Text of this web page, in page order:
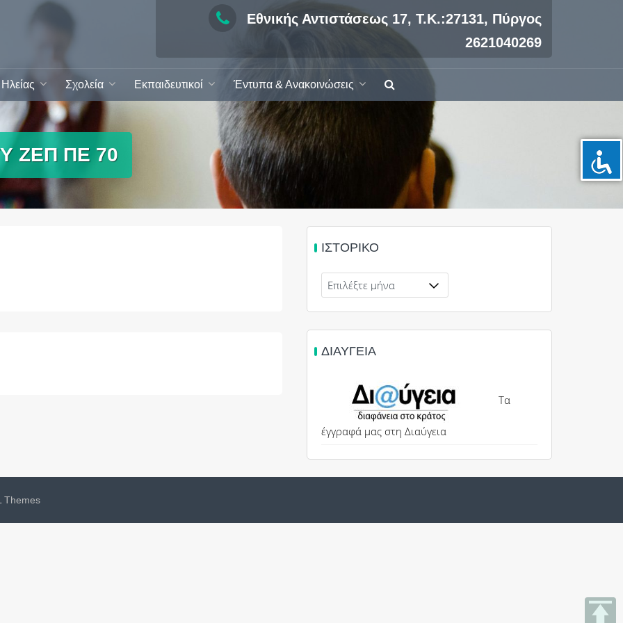
Εθνικής Αντιστάσεως 17, Τ.Κ.:27131, Πύργος
2621040269
Σχολεία Εκπαιδευτικοί Έντυπα & Ανακοινώσεις
ΖΕΠ ΠΕ 70
ΙΣΤΟΡΙΚΌ
Ιστορικό
ΔΙΑΎΓΕΙΑ
Τα
έγγραφά μας στη Διαύγεια
Themes